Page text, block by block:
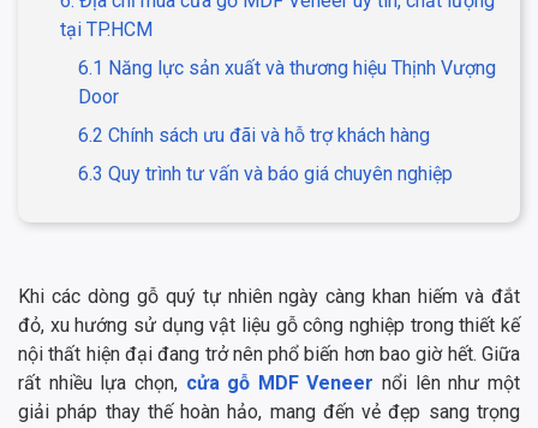
tại TP.HCM
6.1 Năng lực sản xuất và thương hiệu Thịnh Vượng
Door
6.2 Chính sách ưu đãi và hỗ trợ khách hàng
6.3 Quy trình tư vấn và báo giá chuyên nghiệp
Khi các dòng gỗ quý tự nhiên ngày càng khan hiếm và đắt
đỏ, xu hướng sử dụng vật liệu gỗ công nghiệp trong thiết kế
nội thất hiện đại đang trở nên phổ biến hơn bao giờ hết. Giữa
rất nhiều lựa chọn, cửa gỗ MDF Veneer nổi lên như một
giải pháp thay thế hoàn hảo, mang đến vẻ đẹp sang trọng